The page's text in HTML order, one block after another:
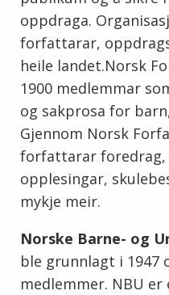
oppdraga.
forfattarar,
heile landet.Norsk
1900 medlemmar
og sakprosa for
Gjennom Norsk
forfattarar foredrag,
opplesingar,
mykje meir.
Norske Barne- og
ble grunnlagt i 1947
medlemmer. NBU